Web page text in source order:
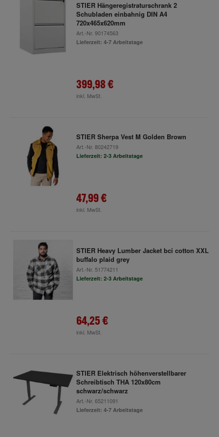
STIER Hängeregistraturschrank 2
Schubladen einbahnig DIN A4
720x465x620mm
Art.-Nr. 90174563
Lieferzeit: 4-7 Arbeitstage
399,98 €
inkl. MwSt.
STIER Sherpa Vest M Golden Brown
Art.-Nr. 80242719
Lieferzeit: 2-3 Arbeitstage
47,99 €
inkl. MwSt.
STIER Heavy Lumber Jacket bci cotton XXL
buffalo plaid grey
Art.-Nr. 51774211
Lieferzeit: 2-3 Arbeitstage
64,25 €
inkl. MwSt.
STIER Elektrisch höhenverstellbarer
Schreibtisch THA 120x80cm
schwarz/schwarz
Art.-Nr. 65211091
Lieferzeit: 4-7 Arbeitstage